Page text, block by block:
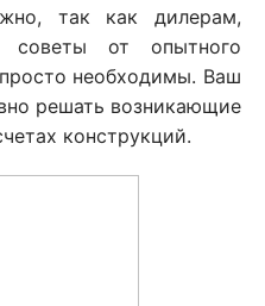
так как дилерам,
советы от опытного
необходимы. Ваш
решать возникающие
конструкций.